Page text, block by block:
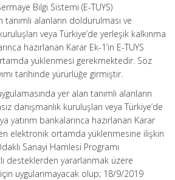
Bilgi Sistemi (E-TUYS)
alanların doldurulması ve
veya Türkiye’de yerleşik kalkınma
hazırlanan Karar Ek-1’in E-TUYS
yüklenmesi gerekmektedir. Söz
tarihinde yürürlüğe girmiştir.
yer alan tanımlı alanların
danışmanlık kuruluşları veya Türkiye’de
yatırım bankalarınca hazırlanan Karar
elektronik ortamda yüklenmesine ilişkin
Sanayi Hamlesi Programı
desteklerden yararlanmak üzere
uygulanmayacak olup; 18/9/2019